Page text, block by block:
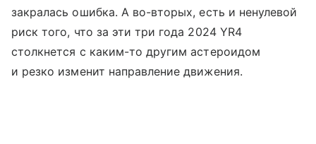
закралась ошибка. А во-вторых, есть и ненулевой
риск того, что за эти три года 2024 YR4
столкнется с каким-то другим астероидом
и резко изменит направление движения.